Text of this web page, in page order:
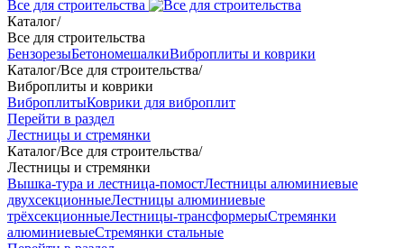
Все для строительства
Каталог/
Все для строительства
БензорезыБетономешалкиВиброплиты и коврики
Каталог/Все для строительства/
Виброплиты и коврики
ВиброплитыКоврики для виброплит
Перейти в раздел
Лестницы и стремянки
Каталог/Все для строительства/
Лестницы и стремянки
Вышка-тура и лестница-помостЛестницы алюминиевые
двухсекционныеЛестницы алюминиевые
трёхсекционныеЛестницы-трансформерыСтремянки
алюминиевыеСтремянки стальные